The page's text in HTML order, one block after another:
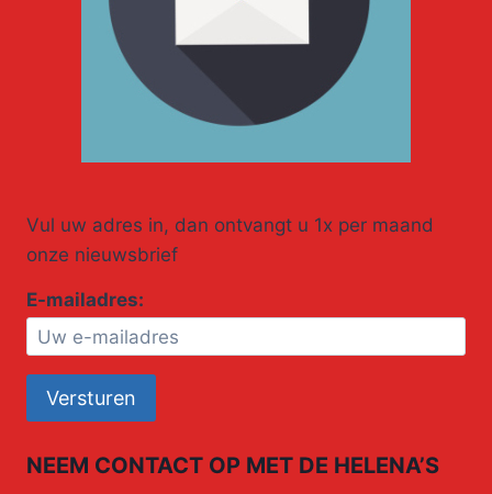
Vul uw adres in, dan ontvangt u 1x per maand
onze nieuwsbrief
E-mailadres:
NEEM CONTACT OP MET DE HELENA’S